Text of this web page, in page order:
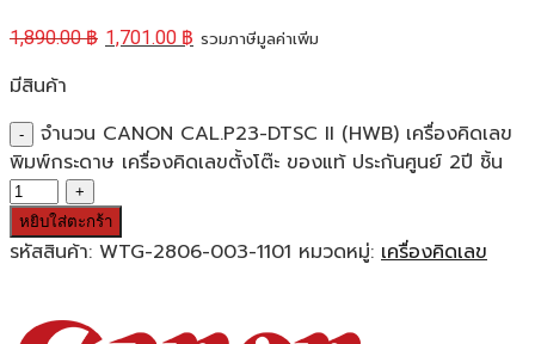
1,890.00฿ 1,701.00 ฿ รวมภาษีมูลค่าเพิ่ม
มีสินค้า
จำนวน CANON CAL.P23-DTSC II (HWB) เครื่องคิดเลข
พิมพ์กระดาษ เครื่องคิดเลขตั้งโต๊ะ ของแท้ ประกันศูนย์ 2ปี ชิ้น
หยิบใส่ตะกร้า
รหัสสินค้า: WTG-2806-003-1101 หมวดหมู่: เครื่องคิดเลข